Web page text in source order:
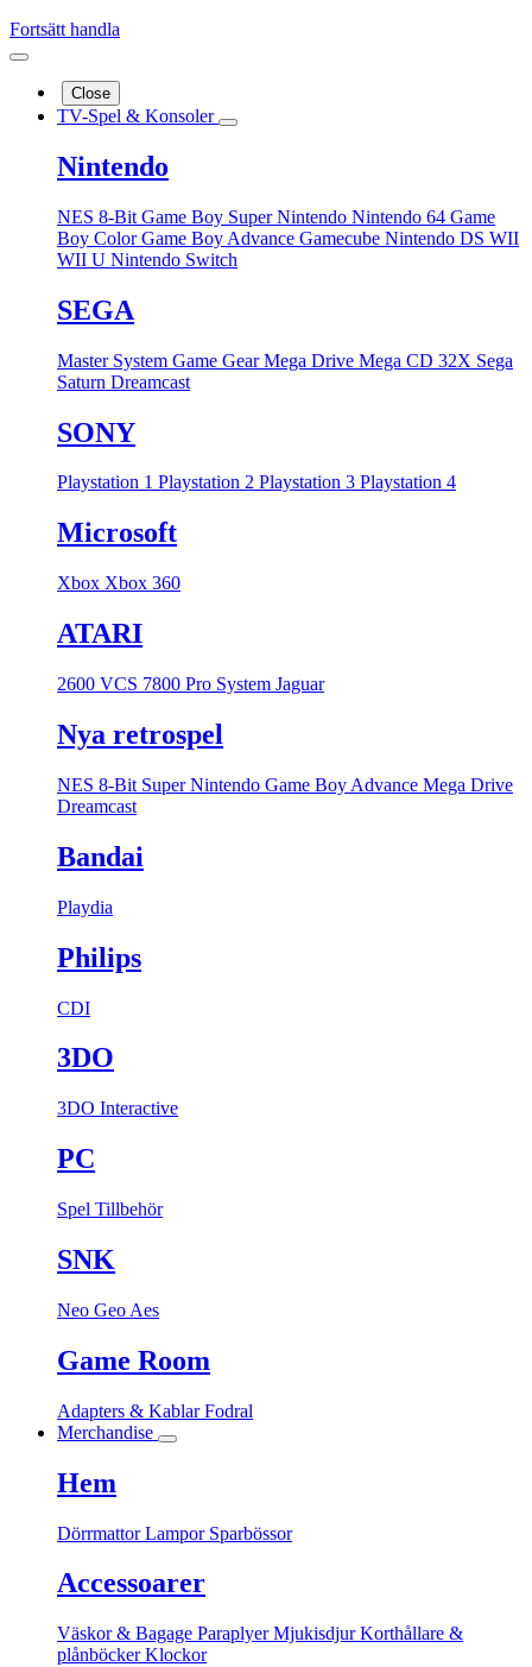
Fortsätt handla
Close
TV-Spel & Konsoler
Nintendo
NES 8-Bit Game Boy Super Nintendo Nintendo 64 Game
Boy ColorGame Boy Advance Gamecube Nintendo DS WII
WII U Nintendo Switch
SEGA
Master System Game GearMega Drive Mega CD 32X Sega
Saturn Dreamcast
SONY
Playstation 1 Playstation 2 Playstation 3 Playstation 4
Microsoft
Xbox Xbox 360
ATARI
2600 VCS 7800 Pro System Jaguar
Nya retrospel
NES 8-Bit Super Nintendo Game Boy Advance Mega Drive
Dreamcast
Bandai
Playdia
Philips
CDI
3DO
3DO Interactive
PC
Spel Tillbehör
SNK
Neo Geo Aes
Game Room
Adapters & KablarFodral
Merchandise
Hem
DörrmattorLampor Sparbössor
Accessoarer
Väskor & Bagage ParaplyerMjukisdjurKorthållare &
plånböckerKlockor